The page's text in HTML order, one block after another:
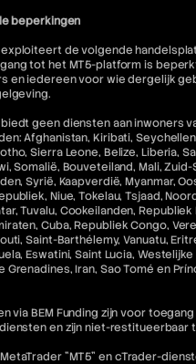
beperkingen
exploiteert de volgende
tot het MT5-platform is
en iedereen voor wie dergelijk
biedt geen diensten aan inwoners
Afghanistan, Kiribati,
Sierra Leone, Belize, Liberia,
Somalië, Bouveteiland, Mali, Zuid-
Syrië, Kaapverdië, Myanmar,
Niue, Tokelau, Tsjaad,
Tuvalu, Cookeilanden,
Cuba, Republiek Congo,
Saint-Barthélemy, Vanuatu,
Eswatini, Saint Lucia, Westelijke
Grenadines, Iran, Sao Tomé en
via BEM Funding zijn voor
en zijn niet-restitueerbaar
"MT5" en cTrader-